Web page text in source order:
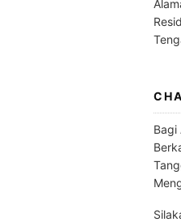
Bagi